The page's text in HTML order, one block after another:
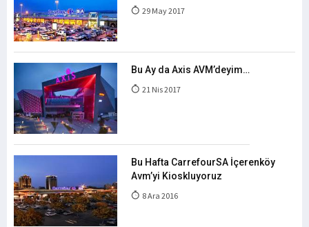
29 May 2017
Bu Ay da Axis AVM’deyim…
21 Nis 2017
Bu Hafta CarrefourSA İçerenköy
Avm’yi Kioskluyoruz
8 Ara 2016